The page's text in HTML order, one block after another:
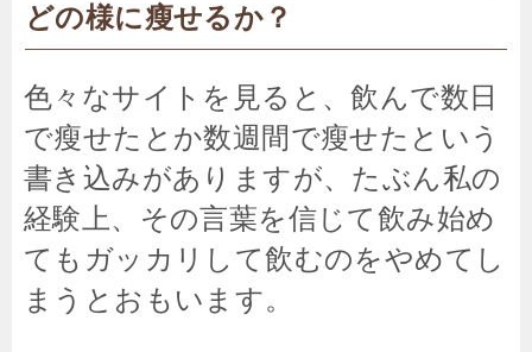
どの様に瘦せるか？
色々なサイトを見ると、飲んで数日
で瘦せたとか数週間で瘦せたという
書き込みがありますが、たぶん私の
経験上、その言葉を信じて飲み始め
てもガッカリして飲むのをやめてし
まうとおもいます。